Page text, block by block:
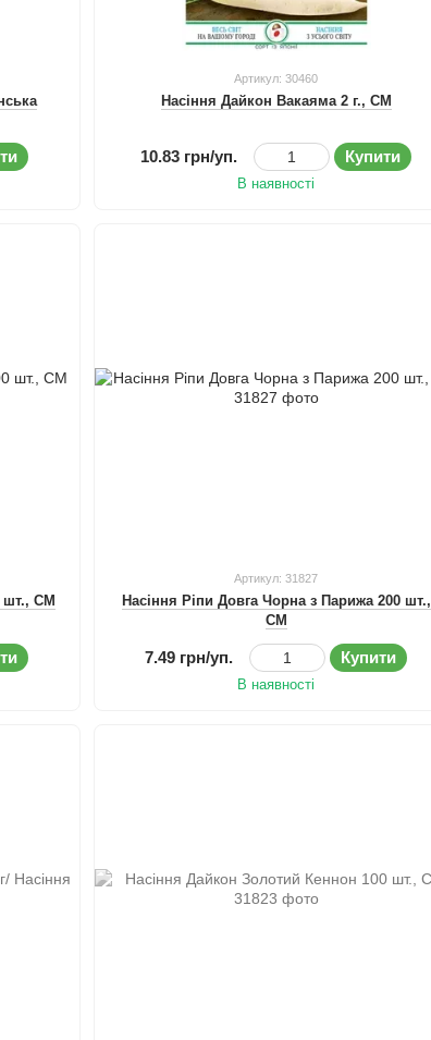
Артикул: 30460
Насіння Дайкон Вакаяма 2 г., СМ
10.83 грн/уп. Купити
В наявності
шт., СМ
Артикул: 31827
Насіння Ріпи Довга Чорна з Парижа 200 шт.,
СМ
7.49 грн/уп. Купити
В наявності